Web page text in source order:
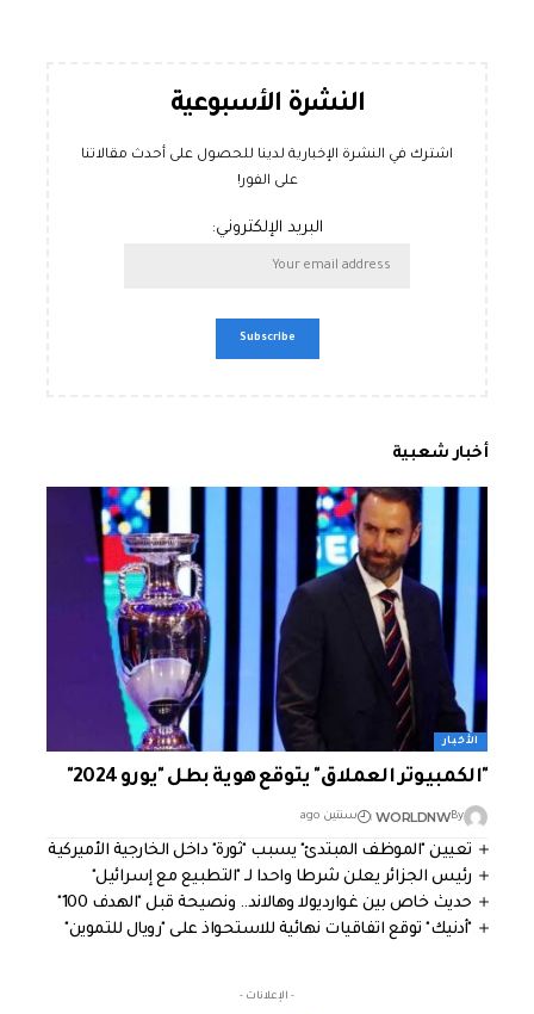
النشرة الأسبوعية
اشترك في النشرة الإخبارية لدينا للحصول على أحدث مقالاتنا
على الفور!
البريد الإلكتروني:
أخبار شعبية
الأخبار
"الكمبيوتر العملاق" يتوقع هوية بطل "يورو 2024"
By
WORLDNW سنتين ago
تعيين "الموظف المبتدئ" يسبب "ثورة" داخل الخارجية الأميركية
رئيس الجزائر يعلن شرطا واحدا لـ "التطبيع مع إسرائيل"
حديث خاص بين غوارديولا وهالاند.. ونصيحة قبل "الهدف 100"
"أدنيك" توقع اتفاقيات نهائية للاستحواذ على "رويال للتموين"
- الإعلانات -